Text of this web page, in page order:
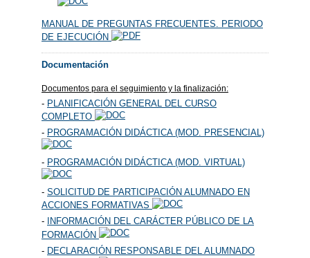
MANUAL DE PREGUNTAS FRECUENTES. PERIODO
DE EJECUCIÓN
Documentación
Documentos para el seguimiento y la finalización:
- PLANIFICACIÓN GENERAL DEL CURSO
COMPLETO
- PROGRAMACIÓN DIDÁCTICA (MOD. PRESENCIAL)
- PROGRAMACIÓN DIDÁCTICA (MOD. VIRTUAL)
- SOLICITUD DE PARTICIPACIÓN ALUMNADO EN
ACCIONES FORMATIVAS
-
INFORMACIÓN DEL CARÁCTER PÚBLICO DE LA
FORMACIÓN
- DECLARACIÓN RESPONSABLE DEL ALUMNADO